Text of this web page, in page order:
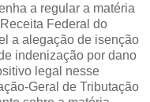
a regular a matéria
Federal do
a alegação de isenção
indenização por dano
legal nesse
Geral de Tributação